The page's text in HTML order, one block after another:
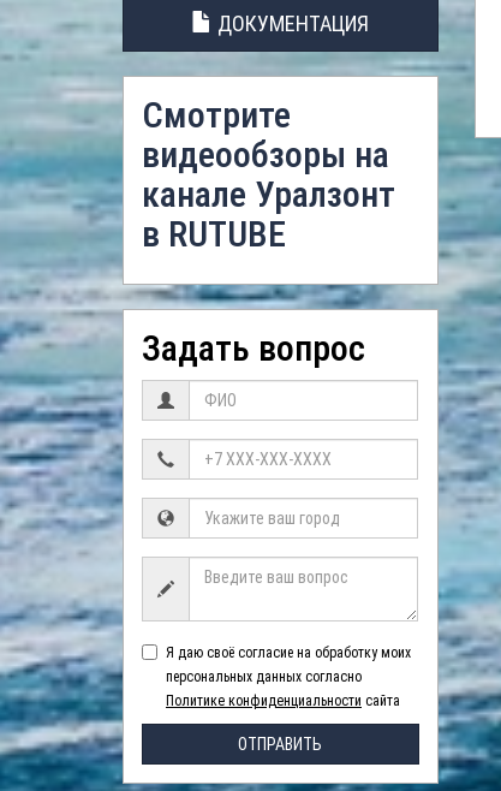
ДОКУМЕНТАЦИЯ
Смотрите
видеообзоры на
канале Уралзонт
в RUTUBE
Задать вопрос
Я даю своё согласие на обработку моих
персональных данных согласно
Политике конфиденциальности сайта
ОТПРАВИТЬ